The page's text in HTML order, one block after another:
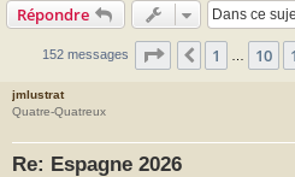
Répondre
152 messages Page 12 16
Précédente
1 10
jmlustrat
Quatre-Quatreux
Re: Espagne 2026